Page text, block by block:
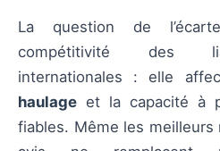
La question de
compétitivité des
internationales : elle
haulage et la capacité à
fiables. Même les meilleurs